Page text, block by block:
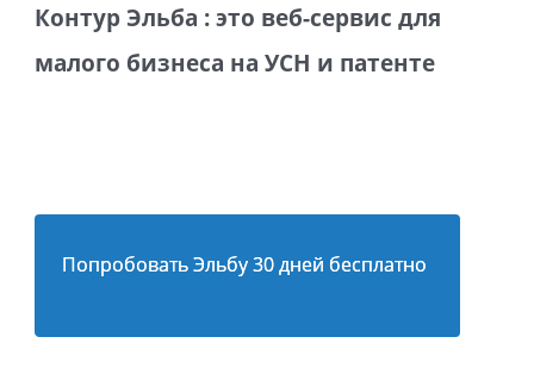
Контур Эльба : это веб-сервис для
малого бизнеса на УСН и патенте
Попробовать Эльбу 30 дней бесплатно